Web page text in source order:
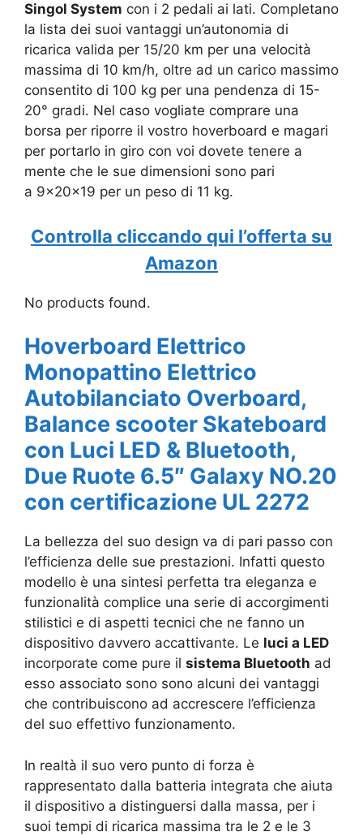
Singol System con i 2 pedali ai lati. Completano
la lista dei suoi vantaggi un’autonomia di
ricarica valida per 15/20 km per una velocità
massima di 10 km/h, oltre ad un carico massimo
consentito di 100 kg per una pendenza di 15-
20° gradi. Nel caso vogliate comprare una
borsa per riporre il vostro hoverboard e magari
per portarlo in giro con voi dovete tenere a
mente che le sue dimensioni sono pari
a 9x20x19 per un peso di 11 kg.
Controlla cliccando qui l’offerta su
Amazon
No products found.
Hoverboard Elettrico
Monopattino Elettrico
Autobilanciato Overboard,
Balance scooter Skateboard
con Luci LED & Bluetooth,
Due Ruote 6.5″ Galaxy NO.20
con certificazione UL 2272
La bellezza del suo design va di pari passo con
l’efficienza delle sue prestazioni. Infatti questo
modello è una sintesi perfetta tra eleganza e
funzionalità complice una serie di accorgimenti
stilistici e di aspetti tecnici che ne fanno un
dispositivo davvero accattivante. Le luci a LED
incorporate come pure il sistema Bluetooth ad
esso associato sono sono alcuni dei vantaggi
che contribuiscono ad accrescere l’efficienza
del suo effettivo funzionamento.
In realtà il suo vero punto di forza è
rappresentato dalla batteria integrata che aiuta
il dispositivo a distinguersi dalla massa, per i
suoi tempi di ricarica massima tra le 2 e le 3